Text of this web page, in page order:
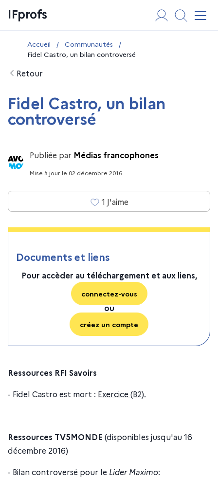
au
contenu
IFprofs
Vous êtes ici :
Accueil / Communautés
/
Fidel Castro, un bilan controversé
Retour
Fidel Castro, un bilan
controversé
Publiée par Médias francophones
Mise à jourle 02 décembre 2016
1 J'aime
Documents et liens
Pour accèder au téléchargement et aux liens,
connectez-vous
ou
créez un compte
Ressources RFI Savoirs
- Fidel Castro est mort : Exercice (B2).
Ressources TV5MONDE (disponibles jusqu'au 16
décembre 2016)
- Bilan controversé pour le Lider Maximo: